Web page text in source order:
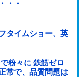
・・
タイムショー、英
粉々に 鉄筋ゼロ
常で、品質問題は